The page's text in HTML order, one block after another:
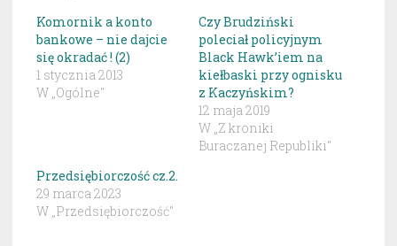
Komornik a konto
bankowe – nie dajcie
się okradać ! (2)
1 stycznia 2013
W „Ogólne"
Czy Brudziński
poleciał policyjnym
Black Hawk’iem na
kiełbaski przy ognisku
z Kaczyńskim?
12 maja 2019
W „Z kroniki
Buraczanej Republiki"
Przedsiębiorczość cz.2.
29 marca 2023
W „Przedsiębiorczość"